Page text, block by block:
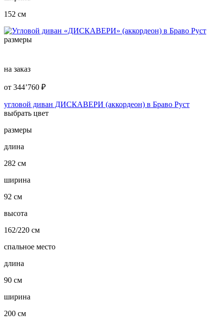
152 см
размеры
на заказ
от 344’760 ₽
угловой диван ДИСКАВЕРИ (аккордеон) в Браво Руст
выбрать цвет
размеры
длина
282 см
ширина
92 см
высота
162/220 см
спальное место
длина
90 см
ширина
200 см